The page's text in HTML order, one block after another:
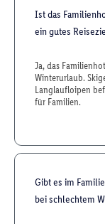
Ist das
ein gutes
Ja, das
Winterurlaub.
Langlaufloipen
für Familien.
Gibt es im
bei schlechtem